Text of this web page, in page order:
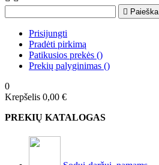
 Paieška
Prisijungti
Pradėti pirkimą
Patikusios prekės ()
Prekių palyginimas ()
0
Krepšelis 0,00 €
PREKIŲ KATALOGAS